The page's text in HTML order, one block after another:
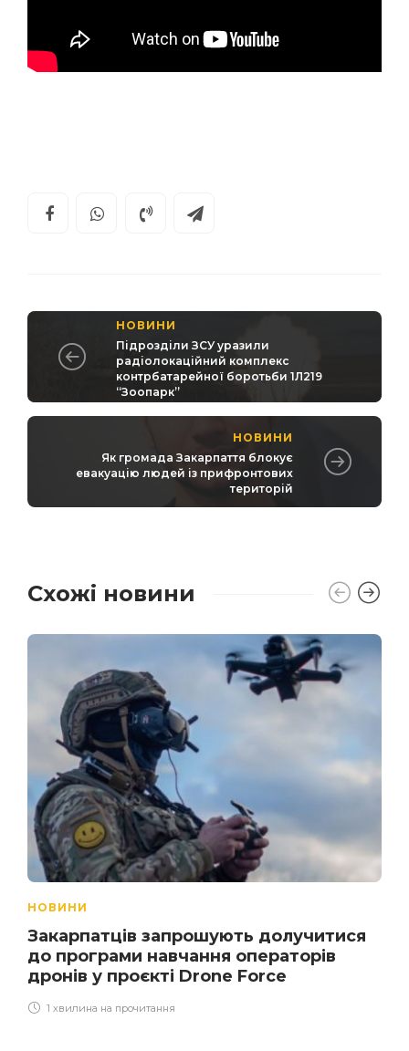
НОВИНИ
Підрозділи ЗСУ уразили
радіолокаційний комплекс
контрбатарейної боротьби 1Л219
“Зоопарк”
НОВИНИ
Як громада Закарпаття блокує
евакуацію людей із прифронтових
територій
Схожі новини
НОВИНИ
Закарпатців запрошують долучитися
до програми навчання операторів
дронів у проєкті Drone Force
1 хвилина на прочитання